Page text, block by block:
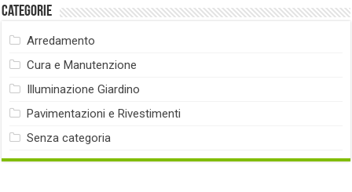
Categorie
Arredamento
Cura e Manutenzione
Illuminazione Giardino
Pavimentazioni e Rivestimenti
Senza categoria